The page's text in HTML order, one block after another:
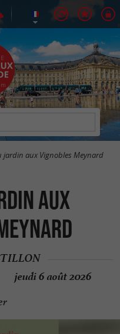
jardin aux Vignobles Meynard
aux
jeudi 6 août 2026